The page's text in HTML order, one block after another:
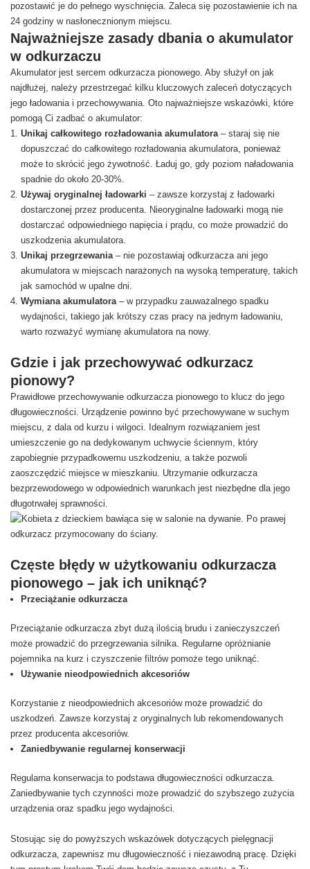
pozostawić je do pełnego wyschnięcia. Zaleca się pozostawienie ich na
24 godziny w nasłonecznionym miejscu.
Najważniejsze zasady dbania o akumulator
w odkurzaczu
Akumulator jest sercem odkurzacza pionowego. Aby służył on jak
najdłużej, należy przestrzegać kilku kluczowych zaleceń dotyczących
jego ładowania i przechowywania. Oto najważniejsze wskazówki, które
pomogą Ci zadbać o akumulator:
Unikaj całkowitego rozładowania akumulatora– staraj się nie
dopuszczać do całkowitego rozładowania akumulatora, ponieważ
może to skrócić jego żywotność. Ładuj go, gdy poziom naładowania
spadnie do około 20-30%.
Używaj oryginalnej ładowarki – zawsze korzystaj z ładowarki
dostarczonej przez producenta. Nieoryginalne ładowarki mogą nie
dostarczać odpowiedniego napięcia i prądu, co może prowadzić do
uszkodzenia akumulatora.
Unikaj przegrzewania– nie pozostawiaj odkurzacza ani jego
akumulatora w miejscach narażonych na wysoką temperaturę, takich
jak samochód w upalne dni.
Wymiana akumulatora– w przypadku zauważalnego spadku
wydajności, takiego jak krótszy czas pracy na jednym ładowaniu,
warto rozważyć wymianę akumulatora na nowy.
Gdzie i jak przechowywać odkurzacz
pionowy?
Prawidłowe przechowywanie odkurzacza pionowego to klucz do jego
długowieczności. Urządzenie powinno być przechowywane w suchym
miejscu, z dala od kurzu i wilgoci. Idealnym rozwiązaniem jest
umieszczenie go na dedykowanym uchwycie ściennym, który
zapobiegnie przypadkowemu uszkodzeniu, a także pozwoli
zaoszczędzić miejsce w mieszkaniu. Utrzymanie odkurzacza
bezprzewodowego w odpowiednich warunkach jest niezbędne dla jego
długotrwałej sprawności.
Częste błędy w użytkowaniu odkurzacza
pionowego – jak ich uniknąć?
Przeciążanie odkurzacza
Przeciążanie odkurzacza zbyt dużą ilością brudu i zanieczyszczeń
może prowadzić do przegrzewania silnika. Regularne opróżnianie
pojemnika na kurz i czyszczenie filtrów pomoże tego uniknąć.
Używanie nieodpowiednich akcesoriów
Korzystanie z nieodpowiednich akcesoriów może prowadzić do
uszkodzeń. Zawsze korzystaj z oryginalnych lub rekomendowanych
przez producenta akcesoriów.
Zaniedbywanie regularnej konserwacji
Regularna konserwacja to podstawa długowieczności odkurzacza.
Zaniedbywanie tych czynności może prowadzić do szybszego zużycia
urządzenia oraz spadku jego wydajności.
Stosując się do powyższych wskazówek dotyczących pielęgnacji
odkurzacza, zapewnisz mu długowieczność i niezawodną pracę. Dzięki